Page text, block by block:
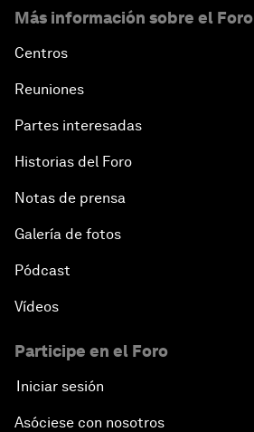
Más información sobre el Foro
Centros
Reuniones
Partes interesadas
Historias del Foro
Notas de prensa
Galería de fotos
Pódcast
Vídeos
Participe en el Foro
Iniciar sesión
Asóciese con nosotros